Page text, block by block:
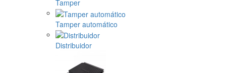
Tamper
Tamper automático
Distribuidor